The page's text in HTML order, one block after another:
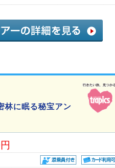
林に眠る秘宝アン